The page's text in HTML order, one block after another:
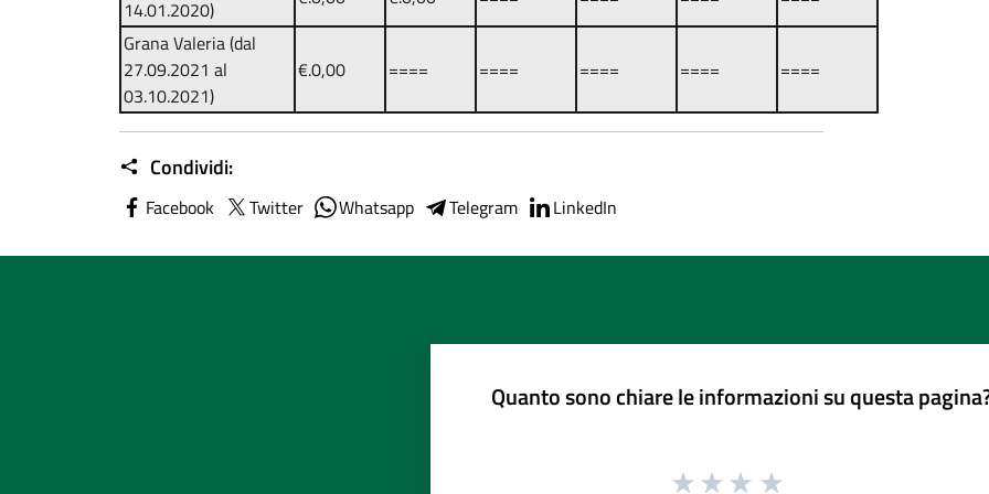
14.01.2020)
Grana Valeria (dal
27.09.2021 al
03.10.2021)
€.0,00 ==== ==== ==== ==== ====
Condividi:
Facebook Twitter Whatsapp Telegram LinkedIn
Quanto sono chiare le informazioni su questa